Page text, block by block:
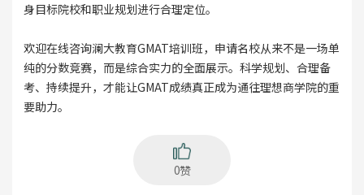
身目标院校和职业规划进行合理定位。
欢迎在线咨询澜大教育GMAT培训班，申请名校从来不是一场单
纯的分数竞赛，而是综合实力的全面展示。科学规划、合理备
考、持续提升，才能让GMAT成绩真正成为通往理想商学院的重
要助力。
0赞